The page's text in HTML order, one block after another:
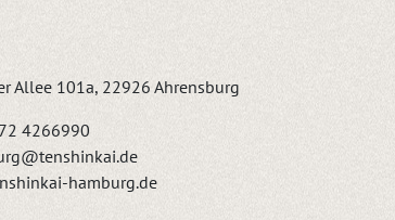
Allee 101a, 22926 Ahrensburg
4266990
hamburg.de